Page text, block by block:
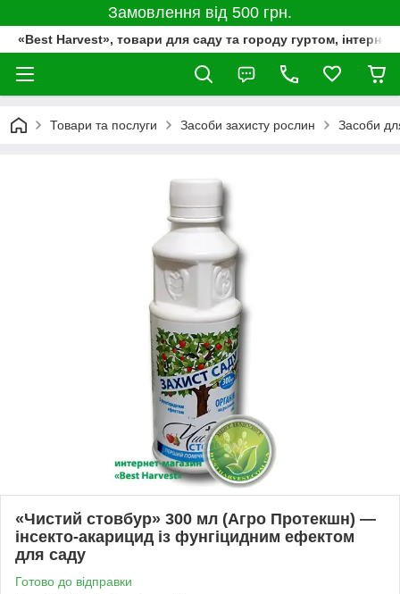
Замовлення від 500 грн.
«Best Harvest», товари для саду та городу гуртом,
Товари та послуги Засоби захисту рослин Засоби
«Чистий стовбур» 300 мл (Агро Протекшн) —
інсекто-акарицид із фунгіцидним ефектом
для саду
Готово до відправки